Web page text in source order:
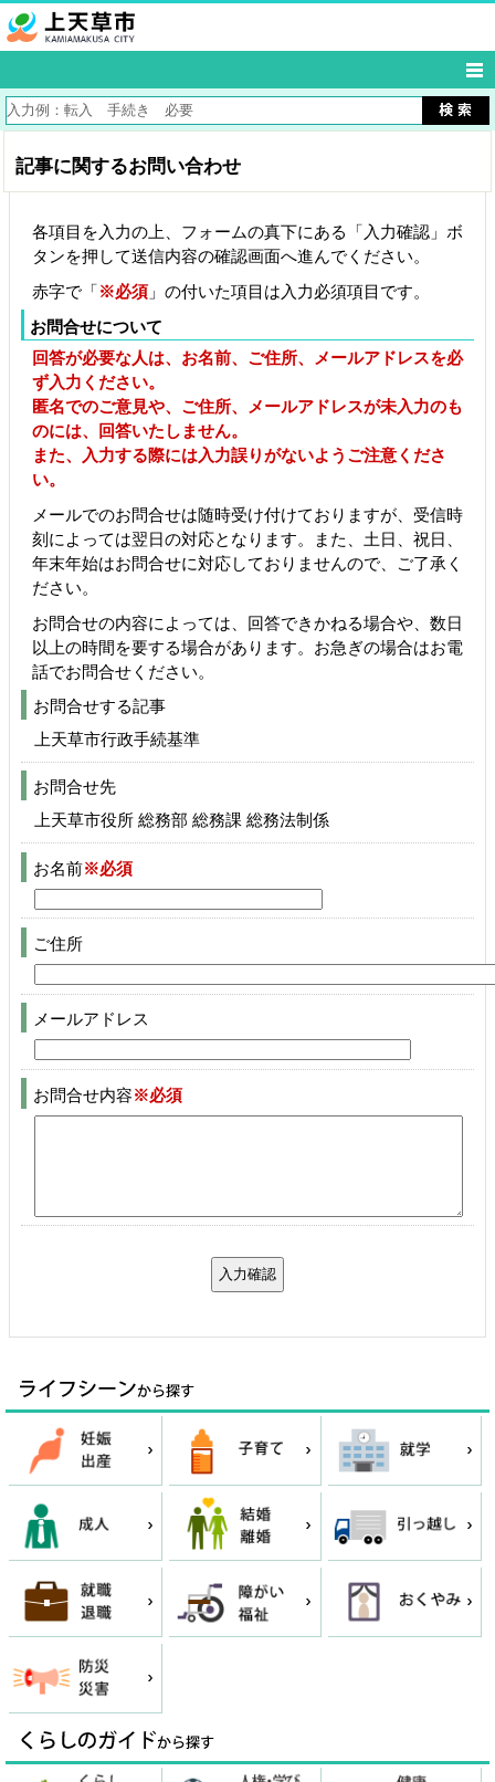
記事に関するお問い合わせ
各項目を入力の上、フォームの真下にある「入力確認」ボ
タンを押して送信内容の確認画面へ進んでください。
赤字で「※必須 」の付いた項目は入力必須項目です。
お問合せについて
回答が必要な人は、お名前、ご住所、メールアドレスを必
ず入力ください。
匿名でのご意見や、ご住所、メールアドレスが未入力のも
のには、回答いたしません。
また、入力する際には入力誤りがないようご注意くださ
い。
メールでのお問合せは随時受け付けておりますが、受信時
刻によっては翌日の対応となります。また、土日、祝日、
年末年始はお問合せに対応しておりませんので、ご了承く
ださい。
お問合せの内容によっては、回答できかねる場合や、数日
以上の時間を要する場合があります。お急ぎの場合はお電
話でお問合せください。
お問合せする記事
上天草市行政手続基準
お問合せ先
上天草市役所 総務部 総務課 総務法制係
お名前※必須
ご住所
メールアドレス
お問合せ内容※必須